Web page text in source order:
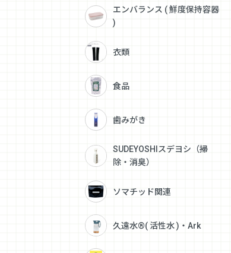
エンバランス ( 鮮度保持容器
)
衣類
食品
歯みがき
SUDEYOSHIスデヨシ（掃
除・消臭）
ソマチッド関連
久遠水®( 活性水 )・Ark